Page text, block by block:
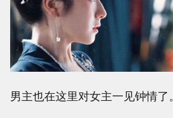
男主也在这里对女主一见钟情了。